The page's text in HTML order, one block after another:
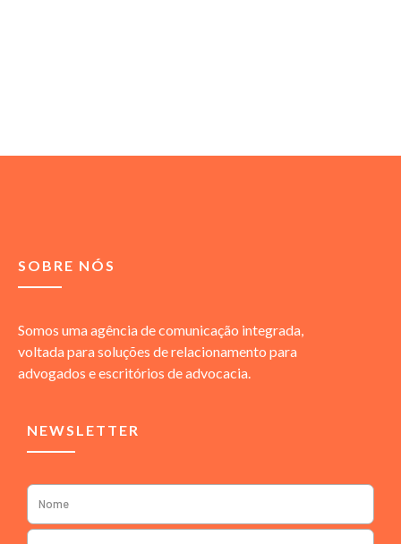
SOBRE NÓS
Somos uma agência de comunicação integrada,
voltada para soluções de relacionamento para
advogados e escritórios de advocacia.
NEWSLETTER